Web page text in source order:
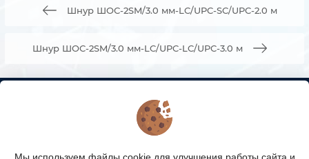
Шнур ШОС-2SM/3.0 мм-LC/UPC-SC/UPC-2.0 м
Шнур ШОС-2SM/3.0 мм-LC/UPC-LC/UPC-3.0 м